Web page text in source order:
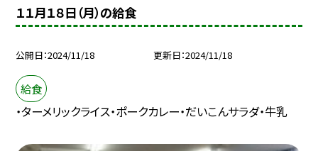
１１月１８日（月）の給食
公開日 2024/11/18 更新日 2024/11/18
給食
・ターメリックライス・ポークカレー・だいこんサラダ・牛乳